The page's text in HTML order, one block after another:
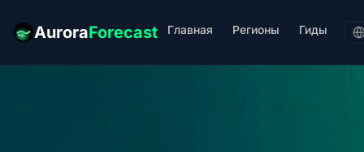
AuroraForecast Главная Регионы Гиды